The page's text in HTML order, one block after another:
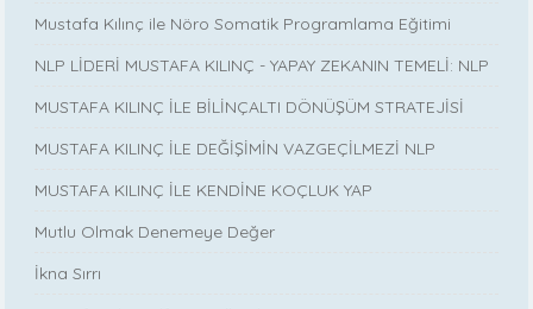
Mustafa Kılınç ile Nöro Somatik Programlama Eğitimi
NLP LİDERİ MUSTAFA KILINÇ - YAPAY ZEKANIN TEMELİ: NLP
MUSTAFA KILINÇ İLE BİLİNÇALTI DÖNÜŞÜM STRATEJİSİ
MUSTAFA KILINÇ İLE DEĞİŞİMİN VAZGEÇİLMEZİ NLP
MUSTAFA KILINÇ İLE KENDİNE KOÇLUK YAP
Mutlu Olmak Denemeye Değer
İkna Sırrı